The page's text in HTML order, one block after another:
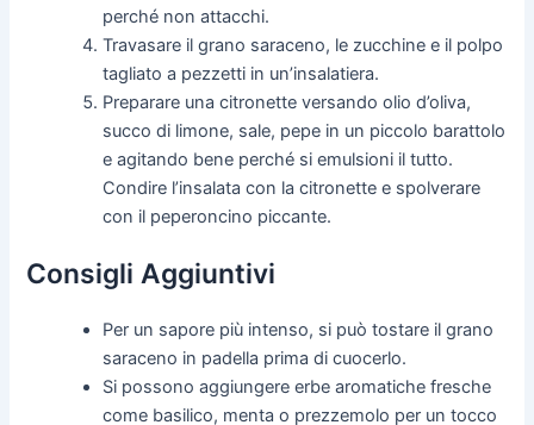
perché non attacchi.
Travasare il grano saraceno, le zucchine e il polpo
tagliato a pezzetti in un’insalatiera.
Preparare una citronette versando olio d’oliva,
succo di limone, sale, pepe in un piccolo barattolo
e agitando bene perché si emulsioni il tutto.
Condire l’insalata con la citronette e spolverare
con il peperoncino piccante.
Consigli Aggiuntivi
Per un sapore più intenso, si può tostare il grano
saraceno in padella prima di cuocerlo.
Si possono aggiungere erbe aromatiche fresche
come basilico, menta o prezzemolo per un tocco